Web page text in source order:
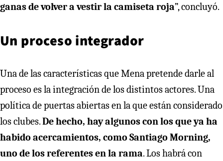
ganas de volver a vestir la camiseta roja”, concluyó.
Un proceso integrador
Una de las características que Mena pretende darle al
proceso es la integración de los distintos actores. Una
política de puertas abiertas en la que están considerado
los clubes.De hecho, hay algunos con los que ya ha
habido acercamientos, como Santiago Morning,
uno de los referentes en la rama. Los habrá con